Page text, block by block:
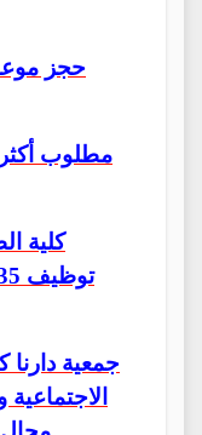
كلية
جمعية دارنا